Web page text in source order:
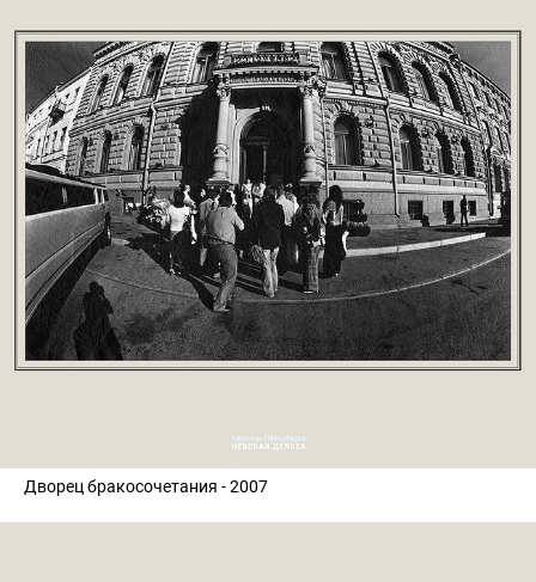
Дворец бракосочетания - 2007